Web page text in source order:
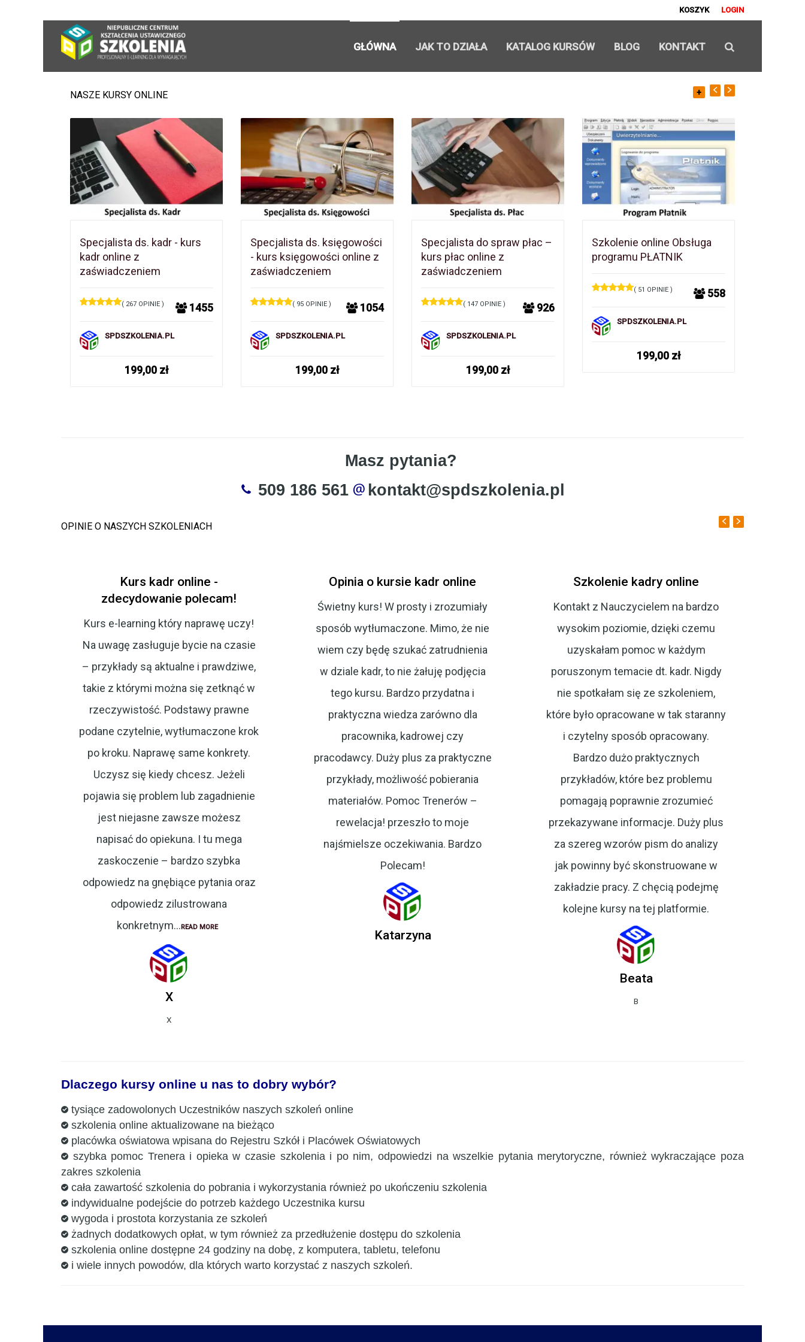
LOGIN
KOSZYK
GŁÓWNA JAK TO DZIAŁA KATALOG KURSÓW BLOG KONTAKT
NASZE KURSY ONLINE +
Specjalista ds. kadr - kurs
kadr online z
zaświadczeniem
( 267 OPINIE ) 1455
SPDSZKOLENIA.PL
199,00 zł
Specjalista ds. księgowości
- kurs księgowości online z
zaświadczeniem
( 95 OPINIE ) 1054
SPDSZKOLENIA.PL
199,00 zł
Specjalista do spraw płac –
kurs płac online z
zaświadczeniem
( 147 OPINIE ) 926
SPDSZKOLENIA.PL
199,00 zł
Szkolenie online Obsługa
programu PŁATNIK
( 51 OPINIE ) 558
SPDSZKOLENIA.PL
199,00 zł
Masz pytania?
509 186 561
kontakt@spdszkolenia.pl
OPINIE O NASZYCH SZKOLENIACH
Kurs kadr online -
zdecydowanie polecam!
Kurs e-learning który naprawę uczy!
Na uwagę zasługuje bycie na czasie
– przykłady są aktualne i prawdziwe,
takie z którymi można się zetknąć w
rzeczywistość. Podstawy prawne
podane czytelnie, wytłumaczone krok
po kroku. Naprawę same konkrety.
Uczysz się kiedy chcesz. Jeżeli
pojawia się problem lub zagadnienie
jest niejasne zawsze możesz
napisać do opiekuna. I tu mega
zaskoczenie – bardzo szybka
odpowiedz na gnębiące pytania oraz
odpowiedz zilustrowana
konkretnym... READ MORE
X
X
Opinia o kursie kadr online
Świetny kurs! W prosty i zrozumiały
sposób wytłumaczone. Mimo, że nie
wiem czy będę szukać zatrudnienia
w dziale kadr, to nie żałuję podjęcia
tego kursu. Bardzo przydatna i
praktyczna wiedza zarówno dla
pracownika, kadrowej czy
pracodawcy. Duży plus za praktyczne
przykłady, możliwość pobierania
materiałów. Pomoc Trenerów –
rewelacja! przeszło to moje
najśmielsze oczekiwania. Bardzo
Polecam!
Katarzyna
Szkolenie kadry online
Kontakt z Nauczycielem na bardzo
wysokim poziomie, dzięki czemu
uzyskałam pomoc w każdym
poruszonym temacie dt. kadr. Nigdy
nie spotkałam się ze szkoleniem,
które było opracowane w tak staranny
i czytelny sposób opracowany.
Bardzo dużo praktycznych
przykładów, które bez problemu
pomagają poprawnie zrozumieć
przekazywane informacje. Duży plus
za szereg wzorów pism do analizy
jak powinny być skonstruowane w
zakładzie pracy. Z chęcią podejmę
kolejne kursy na tej platformie.
Beata
B
Dlaczego kursy online u nas to dobry wybór?
tysiące zadowolonych Uczestników naszych szkoleń online
szkolenia online aktualizowane na bieżąco
placówka oświatowa wpisana do Rejestru Szkół i Placówek Oświatowych
szybka pomoc Trenera i opieka w czasie szkolenia i po nim, odpowiedzi na wszelkie pytania merytoryczne, również wykraczające poza
zakres szkolenia
cała zawartość szkolenia do pobrania i wykorzystania również po ukończeniu szkolenia
indywidualne podejście do potrzeb każdego Uczestnika kursu
wygoda i prostota korzystania ze szkoleń
żadnych dodatkowych opłat, w tym również za przedłużenie dostępu do szkolenia
szkolenia online dostępne 24 godziny na dobę, z komputera, tabletu, telefonu
i wiele innych powodów, dla których warto korzystać z naszych szkoleń.